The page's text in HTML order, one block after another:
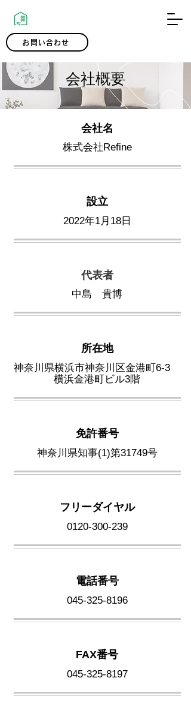
お問い合わせ
会社概要
会社名
株式会社Refine
設立
2022年1月18日
​代表者
中島 貴博
所在地
神奈川県横浜市神奈川区金港町6-3
横浜金港町ビル3階
免許番号
神奈川県知事(1)第31749号
フリーダイヤル
0120-300-239
電話番号
045-325-8196
FAX番号
045-325-8197